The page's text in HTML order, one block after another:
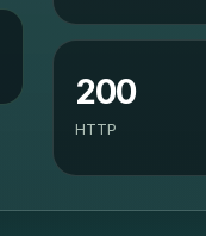
200
HTTP